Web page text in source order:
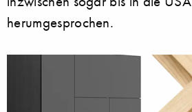
herumgesprochen.